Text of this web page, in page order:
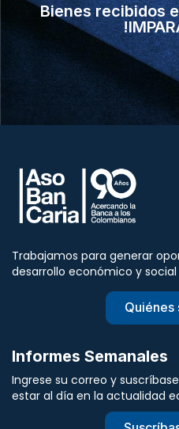
Bienes recibidos
Trabajamos para generar
desarrollo económico y social
Quiénes
Informes Semanales
Ingrese su correo y
estar al día en la actualidad